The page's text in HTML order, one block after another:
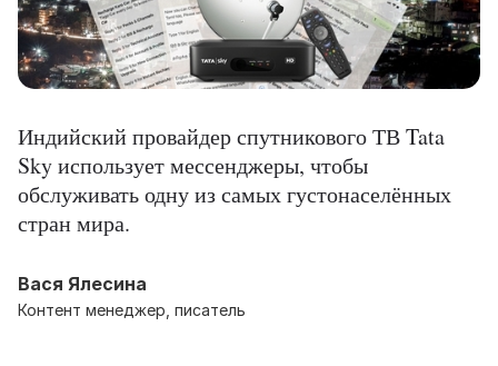
Индийский провайдер спутникового ТВ Tata
Sky использует мессенджеры, чтобы
обслуживать одну из самых густонаселённых
стран мира.
Вася Ялесина
Контент менеджер, писатель